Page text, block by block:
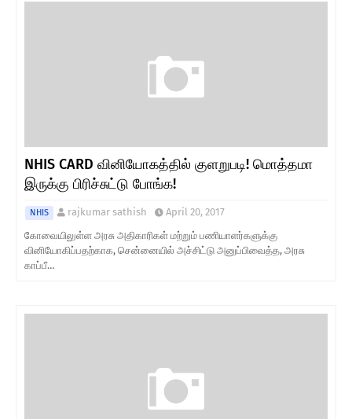
NHIS CARD வினியோகத்தில் குளறுபடி! மொத்தமா
இருக்கு பிரிச்சுட்டு போங்க!
NHIS rajkumar sathish
April 20, 2017
கோவையிலுள்ள அரசு அதிகாரிகள் மற்றும் பணியாளர்களுக்கு
வினியோகிப்பதற்காக, சென்னையில் அச்சிட்டு அனுப்பிவைத்த, அரசு
காப்பீ…